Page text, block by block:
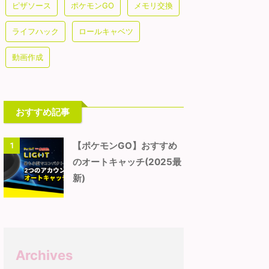
ピザソース ポケモンGO メモリ交換
ライフハック ロールキャベツ
動画作成
おすすめ記事
1
【ポケモンGO】おすすめ
のオートキャッチ(2025最
新)
Archives